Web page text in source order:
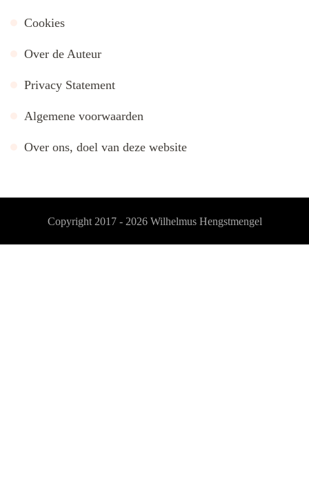
Cookies
Over de Auteur
Privacy Statement
Algemene voorwaarden
Over ons, doel van deze website
Copyright 2017 - 2026 Wilhelmus Hengstmengel